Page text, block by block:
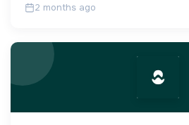
2 months ago